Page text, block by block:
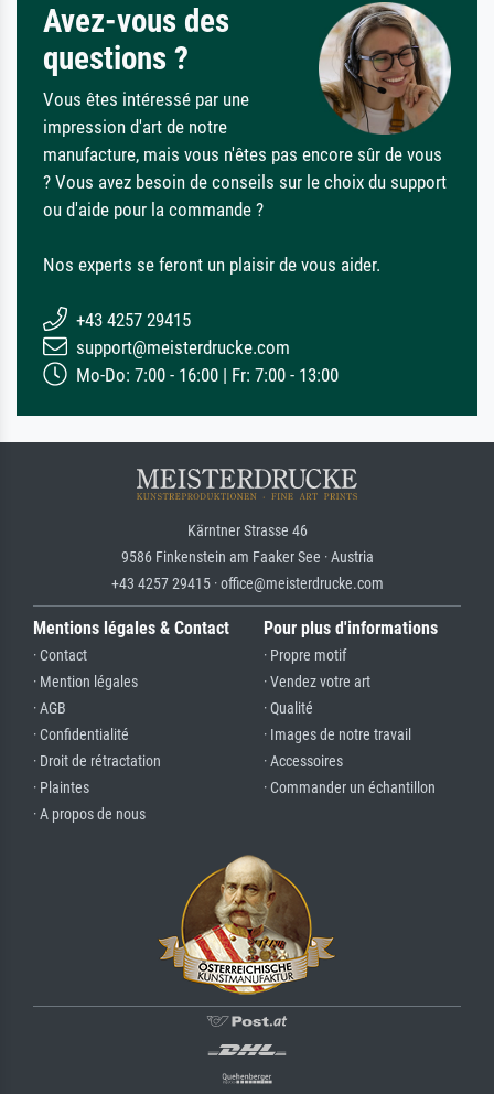
Avez-vous des
questions ?
Vous êtes intéressé par une
impression d'art de notre
manufacture, mais vous n'êtes pas encore sûr de vous
? Vous avez besoin de conseils sur le choix du support
ou d'aide pour la commande ?
Nos experts se feront un plaisir de vous aider.
+43 4257 29415
support@meisterdrucke.com
Mo-Do: 7:00 - 16:00 | Fr: 7:00 - 13:00
Kärntner Strasse 46
9586 Finkenstein am Faaker See · Austria
+43 4257 29415 · office@meisterdrucke.com
Mentions légales & Contact
· Contact
· Mention légales
· AGB
· Confidentialité
· Droit de rétractation
· Plaintes
· A propos de nous
Pour plus d'informations
· Propre motif
· Vendez votre art
· Qualité
· Images de notre travail
· Accessoires
· Commander un échantillon